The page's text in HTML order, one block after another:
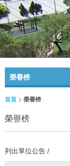
榮譽榜
首頁 榮譽榜
榮譽榜
列出單位公告 /